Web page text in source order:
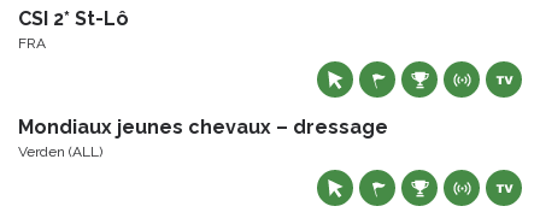
CSI 2* St-Lô
FRA
Mondiaux jeunes chevaux – dressage
Verden (ALL)